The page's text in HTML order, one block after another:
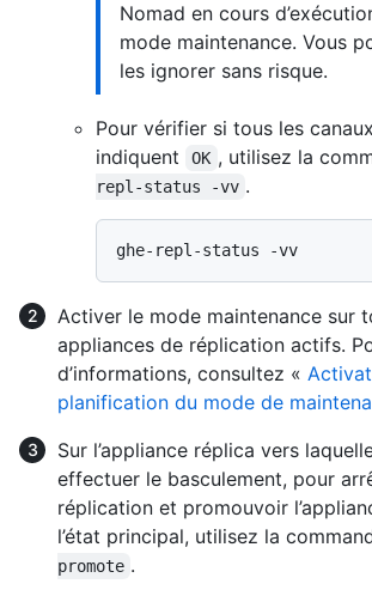
Nomad en cours
mode maintenance. Vous
les ignorer sans risque.
Pour vérifier si tous les
indiquent
OK , utilisez la
repl-status -vv .
Activer le mode maintenance sur
appliances de réplication actifs.
d’informations, consultez «
planification du mode de
Sur l’appliance réplica vers
effectuer le basculement, pour
réplication et promouvoir
l’état principal, utilisez la
promote .